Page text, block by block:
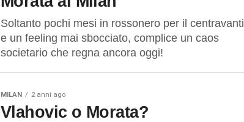
Soltanto pochi mesi in rossonero per il centravanti
e un feeling mai sbocciato, complice un caos
societario che regna ancora oggi!
MILAN 2 anni ago
Vlahovic o Morata?